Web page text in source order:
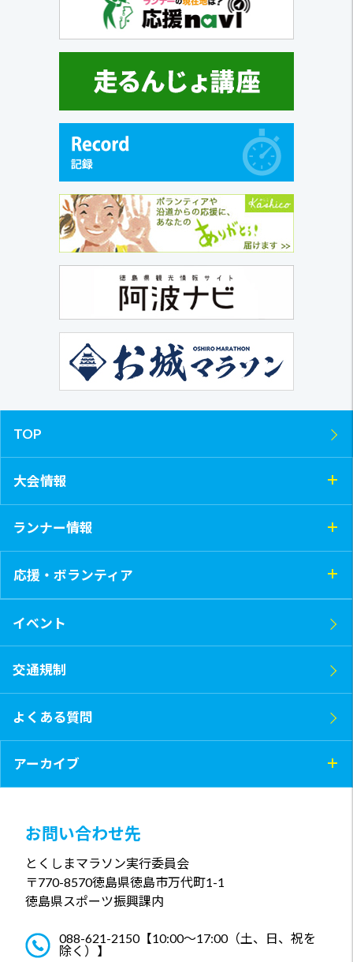
TOP
大会情報
ランナー情報
応援・ボランティア
イベント
交通規制
よくある質問
アーカイブ
お問い合わせ先
とくしまマラソン実行委員会
〒770-8570徳島県徳島市万代町1-1
徳島県スポーツ振興課内
088-621-2150【10:00～17:00（土、日、祝を
除く）】